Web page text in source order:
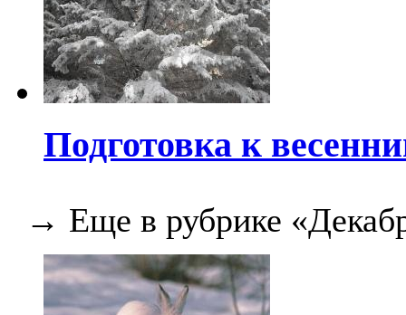
Подготовка к
→ Еще в рубрике